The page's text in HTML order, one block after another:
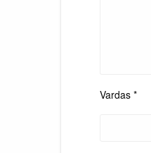
Vardas *